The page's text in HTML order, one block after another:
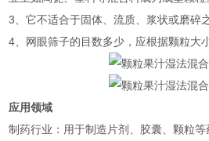
3、它不适合于固体、流质、浆状或磨碎之
4、网眼筛子的目数多少，应根据颗粒大
应用领域
制药行业‌：用于制造片剂、胶囊、颗粒等